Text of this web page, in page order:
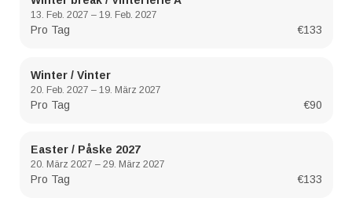
13. Feb. 2027 – 19. Feb. 2027
Pro Tag €133
Winter / Vinter
20. Feb. 2027 – 19. März 2027
Pro Tag €90
Easter / Påske 2027
20. März 2027 – 29. März 2027
Pro Tag €133